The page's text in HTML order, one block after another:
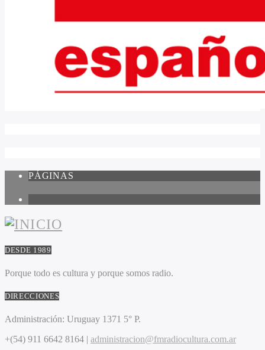
PÁGINAS
DESDE 1989
Porque todo es cultura y porque somos radio.
DIRECCIONES
Administración: Uruguay 1371 5° P.
+(54) 911 6642 8164 | administracion@fmradiocultura.com.ar